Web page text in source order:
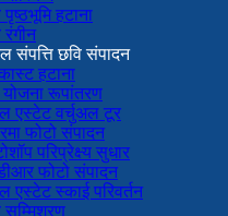
पृष्ठभूमि हटाना
रंगीन
संपत्ति छवि संपादन
हटाना
रूपांतरण
एस्टेट वर्चुअल टूर
फोटो संपादन
परिप्रेक्ष्य सुधार
फोटो संपादन
एस्टेट स्काई परिवर्तन
सम्मिश्रण